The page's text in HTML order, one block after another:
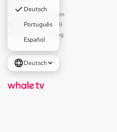
Deutsch
✓ Deutsch
Português
Español
Datenschutz
Nutzungsbedingungen
京ICP备11012483号-9
Transparenzerklärung